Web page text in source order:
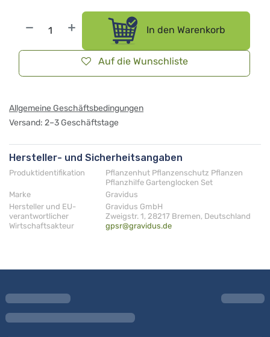
In den Warenkorb
Auf die Wunschliste
Allgemeine Geschäftsbedingungen
Versand: 2–3 Geschäftstage
Hersteller- und Sicherheitsangaben
Produktidentifikation
Pflanzenhut Pflanzenschutz Pflanzen
Pflanzhilfe Gartenglocken Set
Marke
Gravidus
Hersteller und EU-
verantwortlicher
Wirtschaftsakteur
Gravidus GmbH
Zweigstr. 1, 28217 Bremen, Deutschland
gpsr@gravidus.de